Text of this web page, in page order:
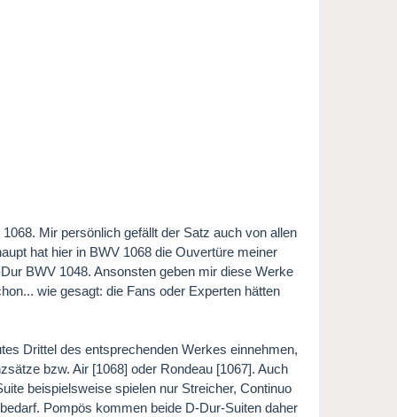
Mir persönlich gefällt der Satz auch von allen
hat hier in BWV 1068 die Ouvertüre meiner
BWV 1048. Ansonsten geben mir diese Werke
wie gesagt: die Fans oder Experten hätten
Drittel des entsprechenden Werkes einnehmen,
bzw. Air [1068] oder Rondeau [1067]. Auch
beispielsweise spielen nur Streicher, Continuo
Pompös kommen beide D-Dur-Suiten daher